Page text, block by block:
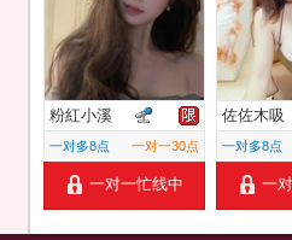
粉紅小溪
一对多8点 一对一30点
一对一忙线中
佐佐木吸
一对多8点
一